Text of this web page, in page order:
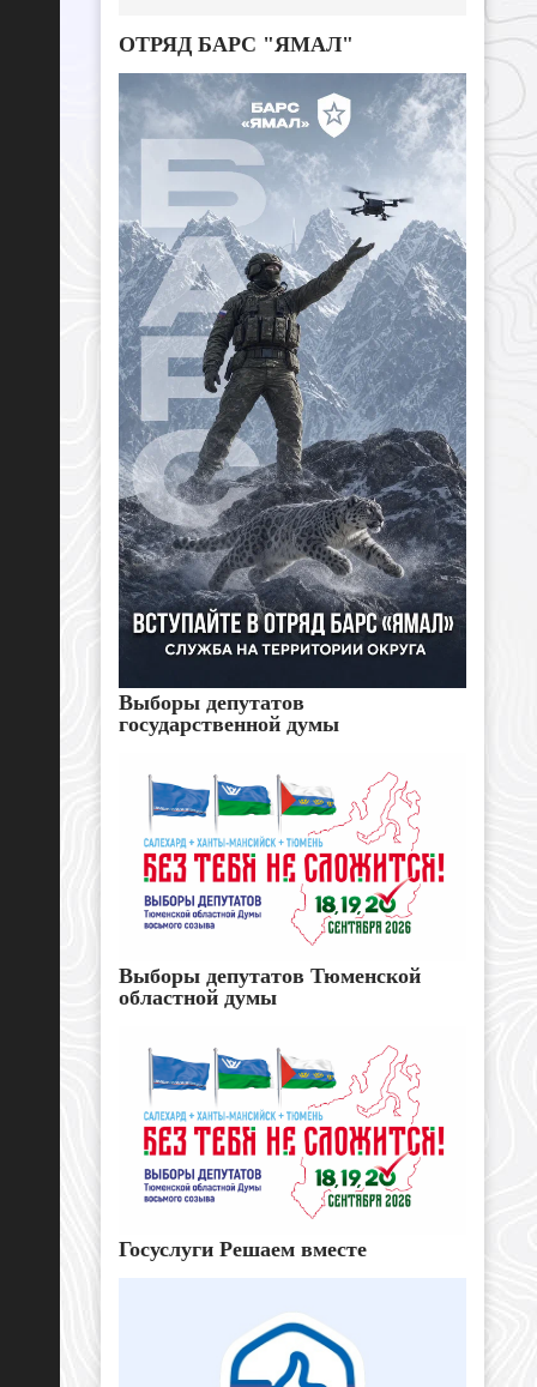
ОТРЯД БАРС "ЯМАЛ"
Выборы депутатов
государственной думы
Выборы депутатов Тюменской
областной думы
Госуслуги Решаем вместе